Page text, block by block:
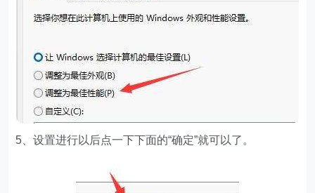
5、设置进行以后点一下下面的“确定”就可以了。